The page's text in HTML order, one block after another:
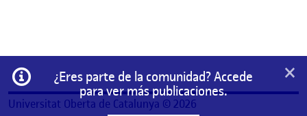
Información
¿Eres parte de la comunidad? Accede
para ver más publicaciones.
×
Universitat Oberta de Catalunya © 2026